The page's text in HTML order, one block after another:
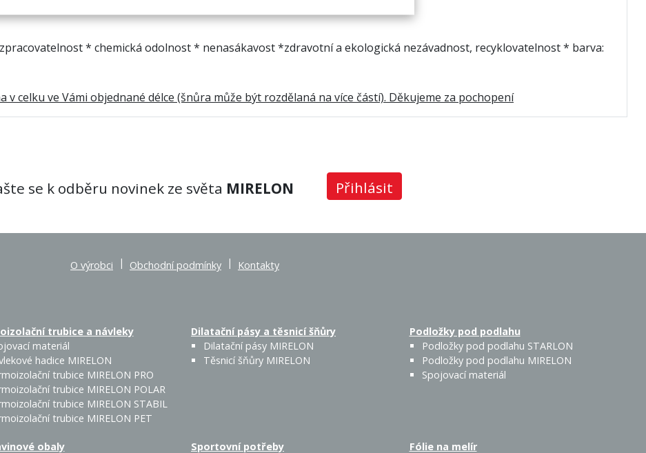
* chemická odolnost * nenasákavost *zdravotní a ekologická nezávadnost, recyklovatelnost * barva:
celku ve Vámi objednané délce (šnůra může být rozdělaná na více částí). Děkujeme za pochopení
se k odběru novinek ze světa MIRELON Přihlásit
O výrobci | Obchodní podmínky | Kontakty
trubice a návleky
materiál
hadice MIRELON
trubice MIRELON PRO
trubice MIRELON POLAR
trubice MIRELON STABIL
trubice MIRELON PET
Dilatační pásy a těsnicí šňůry
Dilatační pásy MIRELON
Těsnicí šňůry MIRELON
Podložky pod podlahu
Podložky pod podlahu STARLON
Podložky pod podlahu MIRELON
Spojovací materiál
obaly Sportovní potřeby Fólie na melír